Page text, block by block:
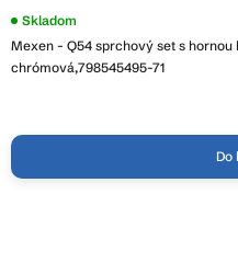
Mexen - Q54 sprchový set s
chrómová,798545495-71
Skladom
Do